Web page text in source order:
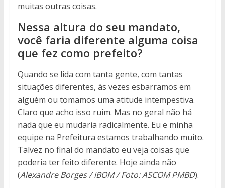
muitas outras coisas.
Nessa altura do seu mandato,
você faria diferente alguma coisa
que fez como prefeito?
Quando se lida com tanta gente, com tantas
situações diferentes, às vezes esbarramos em
alguém ou tomamos uma atitude intempestiva.
Claro que acho isso ruim. Mas no geral não há
nada que eu mudaria radicalmente. Eu e minha
equipe na Prefeitura estamos trabalhando muito.
Talvez no final do mandato eu veja coisas que
poderia ter feito diferente. Hoje ainda não
(Alexandre Borges / iBOM / Foto: ASCOM PMBD).